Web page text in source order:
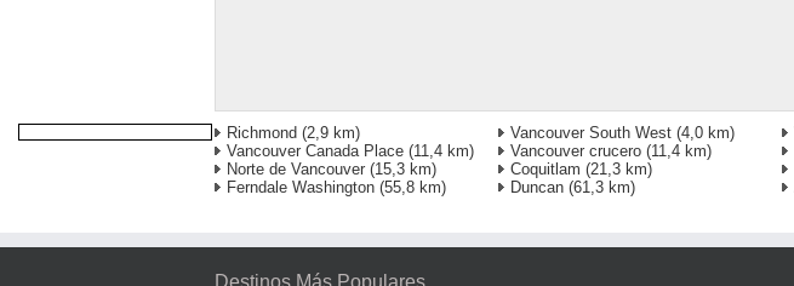
Richmond (2,9 km) Vancouver South West (4,0 km)
Vancouver Canada Place (11,4 km) Vancouver crucero (11,4 km)
Norte de Vancouver (15,3 km) Coquitlam (21,3 km)
Ferndale Washington (55,8 km) Duncan (61,3 km)